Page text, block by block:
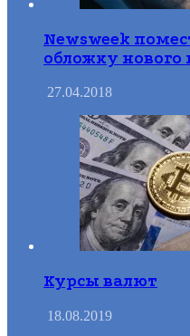
Newsweek
обложку нового
27.04.2018
Курсы валют
18.08.2019